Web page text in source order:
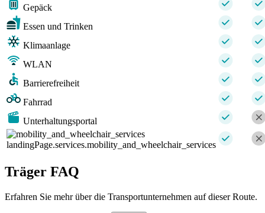
Gepäck
Essen und Trinken
Klimaanlage
WLAN
Barrierefreiheit
Fahrrad
Unterhaltungsportal
landingPage.services.mobility_and_wheelchair_services
Träger FAQ
Erfahren Sie mehr über die Transportunternehmen auf dieser Route.